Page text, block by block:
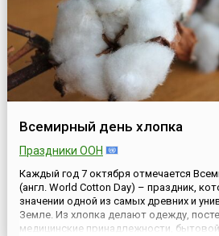
Всемирный день хлопка
Праздники ООН
Каждый год 7 октября отмечается
(англ. World Cotton Day) – праздник,
значении одной из самых древних и
Земле. Из хлопка делают одежду,
медицинские принадлежности,